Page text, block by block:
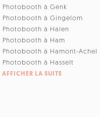
Photobooth à Genk
Photobooth à Gingelom
Photobooth à Halen
Photobooth à Ham
Photobooth à Hamont-Achel
Photobooth à Hasselt
AFFICHER LA SUITE